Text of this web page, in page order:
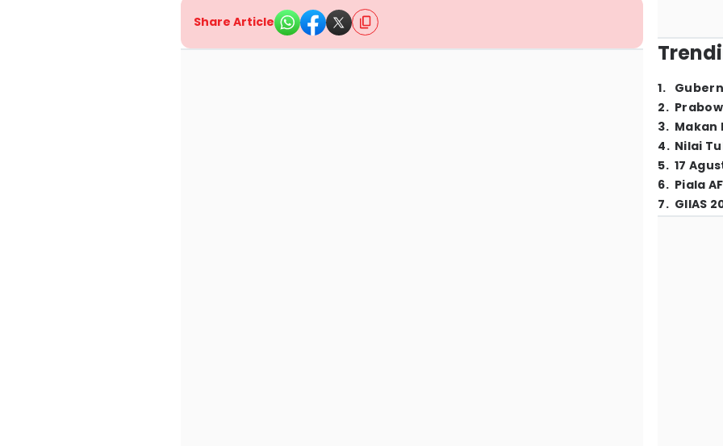
Share Article
1.
2.
3. Makan
4. Nilai
5. 17
6. Piala
7. GIIAS